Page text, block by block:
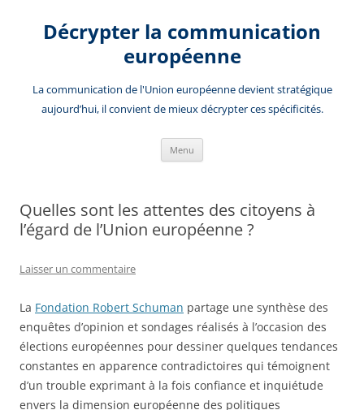
contenuDécrypter la communication
européenne
La communication de l'Union européenne devient stratégique
aujourd’hui, il convient de mieux décrypter ces spécificités.
Menu
Quelles sont les attentes des citoyens à
l’égard de l’Union européenne ?
Laisser un commentaire
La Fondation Robert Schuman partage une synthèse des
enquêtes d’opinion et sondages réalisés à l’occasion des
élections européennes pour dessiner quelques tendances
constantes en apparence contradictoires qui témoignent
d’un trouble exprimant à la fois confiance et inquiétude
envers la dimension européenne des politiques